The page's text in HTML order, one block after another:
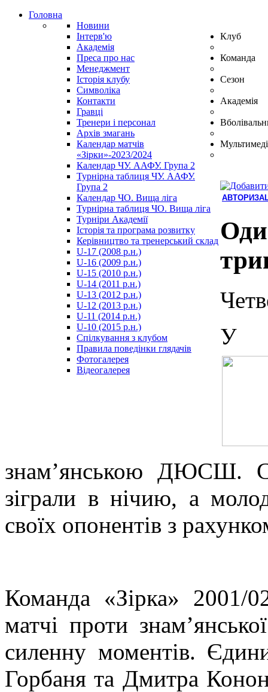
Головна
Новини
Інтерв'ю
Академія
Преса про нас
Клуб
Менеджмент
Історія клубу
Символіка
Контакти
Команда
Гравці
Тренери і персонал
Архів змагань
Сезон
Календар матчів
«Зірки»-2023/2024
Календар ЧУ. ААФУ. Група 2
Турнірна таблиця ЧУ. ААФУ.
Група 2
Календар ЧО. Вища ліга
Турнірна таблиця ЧО. Вища ліга
Академія
Турніри Академії
Історія та програма розвитку
Керівництво та тренерський склад
U-17 (2008 р.н.)
U-16 (2009 р.н.)
U-15 (2010 р.н.)
U-14 (2011 р.н.)
U-13 (2012 р.н.)
U-12 (2013 р.н.)
U-11 (2014 р.н.)
U-10 (2015 р.н.)
Спілкування з клубом
Правила поведінки глядачів
Фотогалерея
Відеогалерея
У
знам’янською ДЮСШ.
зіграли в нічию, а
своїх опонентів з
Команда «Зірка» 2001/
матчі проти
силенну моментів.
Горбаня та Дмитра